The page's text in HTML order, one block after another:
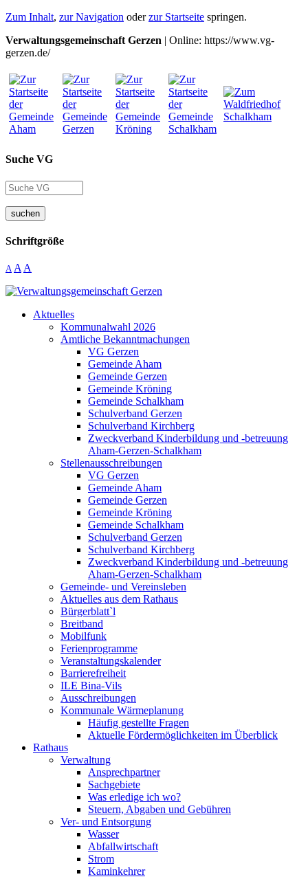
Zum Inhalt, zur Navigation oderzur Startseite springen.
Verwaltungsgemeinschaft Gerzen | Online: https://www.vg-
gerzen.de/
Suche VG
suchen
Schriftgröße
A A A
Aktuelles
Kommunalwahl 2026
Amtliche Bekanntmachungen
VG Gerzen
Gemeinde Aham
Gemeinde Gerzen
Gemeinde Kröning
Gemeinde Schalkham
Schulverband Gerzen
Schulverband Kirchberg
Zweckverband Kinderbildung und -betreuung
Aham-Gerzen-Schalkham
Stellenausschreibungen
VG Gerzen
Gemeinde Aham
Gemeinde Gerzen
Gemeinde Kröning
Gemeinde Schalkham
Schulverband Gerzen
Schulverband Kirchberg
Zweckverband Kinderbildung und -betreuung
Aham-Gerzen-Schalkham
Gemeinde- und Vereinsleben
Aktuelles aus dem Rathaus
Bürgerblatt`l
Breitband
Mobilfunk
Ferienprogramme
Veranstaltungskalender
Barrierefreiheit
ILE Bina-Vils
Ausschreibungen
Kommunale Wärmeplanung
Häufig gestellte Fragen
Aktuelle Fördermöglichkeiten im Überblick
Rathaus
Verwaltung
Ansprechpartner
Sachgebiete
Was erledige ich wo?
Steuern, Abgaben und Gebühren
Ver- und Entsorgung
Wasser
Abfallwirtschaft
Strom
Kaminkehrer